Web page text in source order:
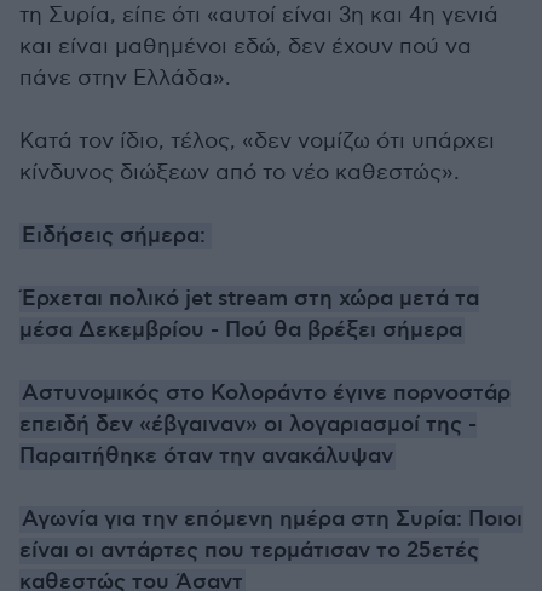
τη Συρία, είπε ότι «αυτοί είναι 3η και 4η γενιά
και είναι μαθημένοι εδώ, δεν έχουν πού να
πάνε στην Ελλάδα».
Κατά τον ίδιο, τέλος, «δεν νομίζω ότι υπάρχει
κίνδυνος διώξεων από το νέο καθεστώς».
Ειδήσεις σήμερα:
Έρχεται πολικό jet stream στη χώρα μετά τα
μέσα Δεκεμβρίου - Πού θα βρέξει σήμερα
Αστυνομικός στο Κολοράντο έγινε πορνοστάρ
επειδή δεν «έβγαιναν» οι λογαριασμοί της -
Παραιτήθηκε όταν την ανακάλυψαν
Αγωνία για την επόμενη ημέρα στη Συρία: Ποιοι
είναι οι αντάρτες που τερμάτισαν το 25ετές
καθεστώς του Άσαντ